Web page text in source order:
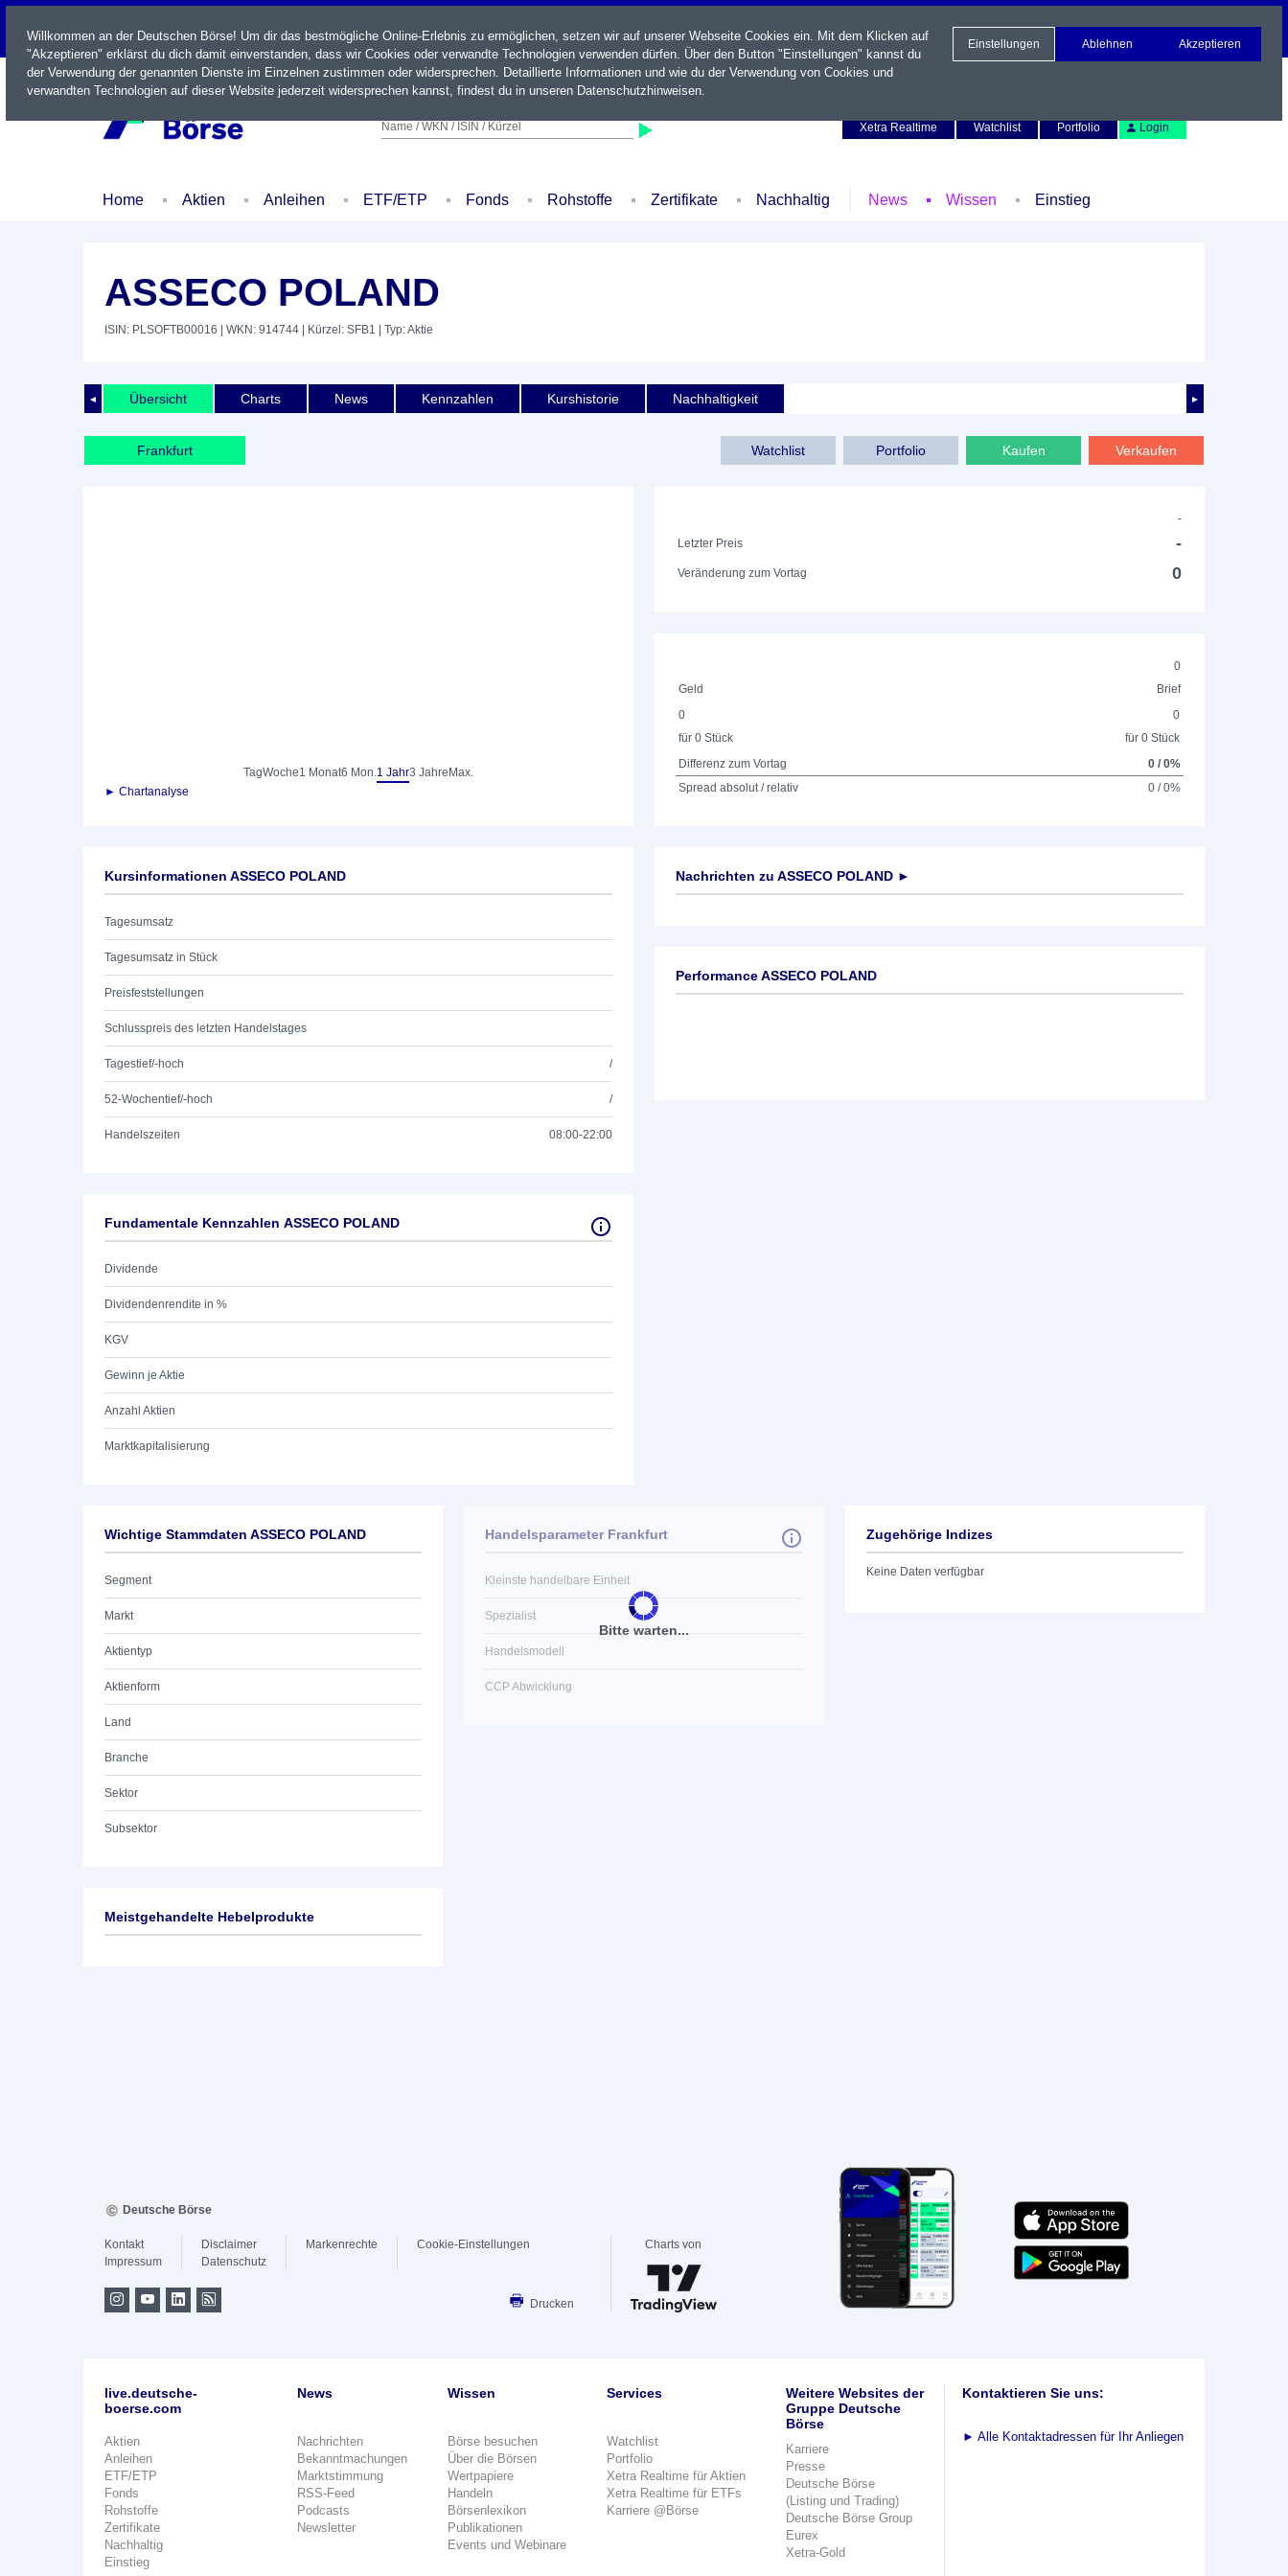
LIVE
Name / WKN / ISIN / Kürzel
Xetra Realtime
Watchlist Portfolio Login
Home Aktien Anleihen ETF/ETP Fonds Rohstoffe Zertifikate Nachhaltig News Wissen Einstieg
ASSECO POLAND
ISIN: PLSOFTB00016 | WKN: 914744 | Kürzel: SFB1 | Typ: Aktie
◄ ►
Übersicht Charts News Kennzahlen Kurshistorie Nachhaltigkeit
Frankfurt Watchlist Portfolio Kaufen Verkaufen
TagWoche1 Monat6 Mon.1 Jahr3 Jahre Max.
► Chartanalyse
-
Letzter Preis
-
Veränderung zum Vortag 0
0
Geld
Brief
0
für 0 Stück
0
für 0 Stück
Differenz zum Vortag
0 / 0%
Spread absolut / relativ
0 / 0%
Kursinformationen ASSECO POLAND
Tagesumsatz
Tagesumsatz in Stück
Preisfeststellungen
Schlusspreis des letzten Handelstages
Tagestief/-hoch /
52-Wochentief/-hoch /
Handelszeiten 08:00-22:00
Fundamentale Kennzahlen ASSECO POLAND
Dividende
Dividendenrendite in %
KGV
Gewinn je Aktie
Anzahl Aktien
Marktkapitalisierung
Nachrichten zu ASSECO POLAND ►
Performance ASSECO POLAND
Wichtige Stammdaten ASSECO POLAND
Segment
Markt
Aktientyp
Aktienform
Land
Branche
Sektor
Subsektor
Bitte warten...
Handelsparameter Frankfurt
Kleinste handelbare Einheit
Spezialist
Handelsmodell
CCP Abwicklung
Zugehörige Indizes
Keine Daten verfügbar
Meistgehandelte Hebelprodukte
Willkommen an der Deutschen Börse! Um dir das bestmögliche Online-Erlebnis zu ermöglichen, setzen wir auf unserer Webseite Cookies ein. Mit dem Klicken auf
"Akzeptieren" erklärst du dich damit einverstanden, dass wir Cookies oder verwandte Technologien verwenden dürfen. Über den Button "Einstellungen" kannst du
der Verwendung der genannten Dienste im Einzelnen zustimmen oder widersprechen. Detaillierte Informationen und wie du der Verwendung von Cookies und
verwandten Technologien auf dieser Website jederzeit widersprechen kannst, findest du in unseren Datenschutzhinweisen.
Einstellungen Ablehnen Akzeptieren
Deutsche Börse
Kontakt
Impressum
Disclaimer
Datenschutz
Markenrechte Cookie-Einstellungen
Drucken
Charts von
live.deutsche-
boerse.com
Aktien
Anleihen
ETF/ETP
Fonds
Rohstoffe
Zertifikate
Nachhaltig
Einstieg
News
Nachrichten
Bekanntmachungen
Marktstimmung
RSS-Feed
Podcasts
Newsletter
Wissen
Börse besuchen
Über die Börsen
Wertpapiere
Handeln
Börsenlexikon
Publikationen
Events und Webinare
Services
Watchlist
Portfolio
Xetra Realtime für Aktien
Xetra Realtime für ETFs
Karriere @Börse
Weitere Websites der
Gruppe Deutsche
Börse
Karriere
Presse
Deutsche Börse
(Listing und Trading)
Deutsche Börse Group
Eurex
Xetra-Gold
Kontaktieren Sie uns:
► Alle Kontaktadressen für Ihr Anliegen